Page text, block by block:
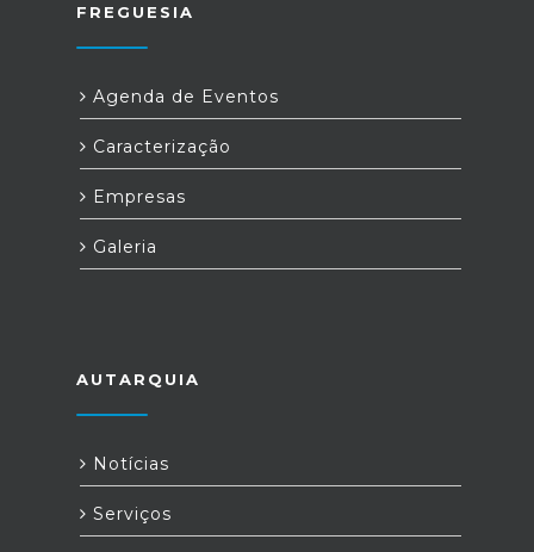
FREGUESIA
Agenda de Eventos
Caracterização
Empresas
Galeria
AUTARQUIA
Notícias
Serviços